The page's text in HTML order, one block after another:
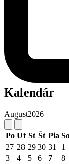
Kalendár
August2026
Po Ut St Št Pia
27 28 29 30 31 1
3
4 5 6 7 8